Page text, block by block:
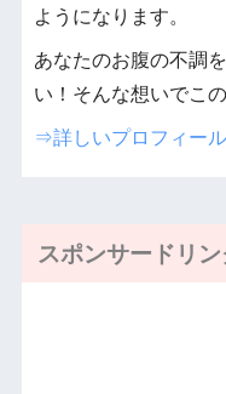
ようになります。
あなたのお腹の不調
い！そんな想いでこ
⇒詳しいプロフィール
スポンサードリン